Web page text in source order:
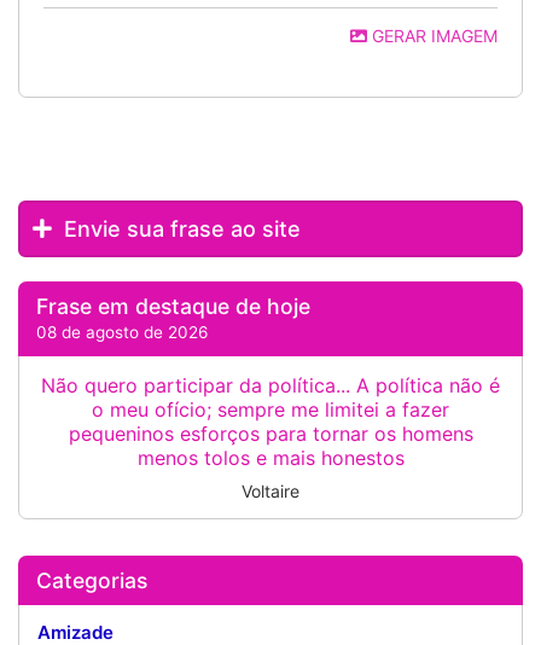
GERAR IMAGEM
Envie sua frase ao site
Frase em destaque de hoje
08 de agosto de 2026
Não quero participar da política... A política não é
o meu ofício; sempre me limitei a fazer
pequeninos esforços para tornar os homens
menos tolos e mais honestos
Voltaire
Categorias
Amizade